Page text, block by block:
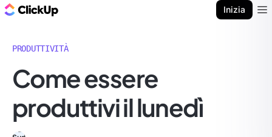
Inizia
PRODUTTIVITÀ
Come essere
produttivi il lunedì